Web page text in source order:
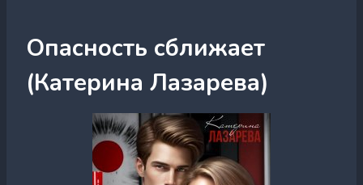
Опасность сближает
(Катерина Лазарева)